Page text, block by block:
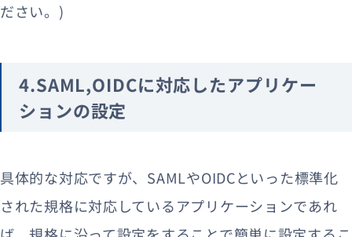
ださい。)
4.SAML,OIDCに対応したアプリケー
ションの設定
具体的な対応ですが、SAMLやOIDCといった標準化
された規格に対応しているアプリケーションであれ